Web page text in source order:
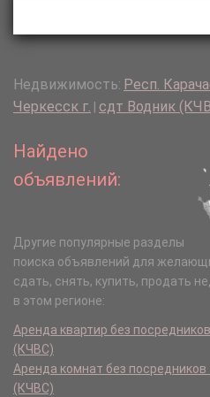
Недвижимость: Респ.
Черкесск г. сдт Водник
Найдено
объявлений:
Другие популярные разделы
поиска объявлений для
сдать, снять, купить, продать
в этом регионе:
Аренда квартир без
(КЧВС)
Аренда комнат без
(КЧВС)